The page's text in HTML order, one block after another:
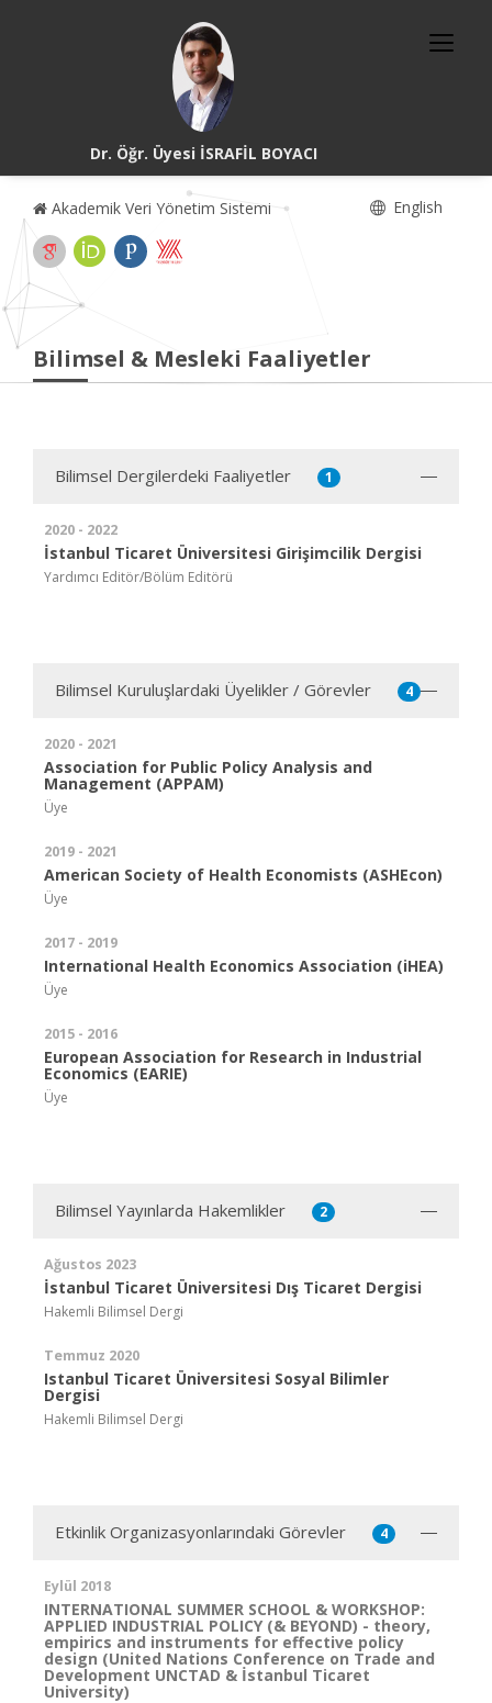
Dr. Öğr. Üyesi İSRAFİL BOYACI
Akademik Veri Yönetim Sistemi English
Bilimsel & Mesleki Faaliyetler
Bilimsel Dergilerdeki Faaliyetler 1
2020 - 2022
İstanbul Ticaret Üniversitesi Girişimcilik Dergisi
Yardımcı Editör/Bölüm Editörü
Bilimsel Kuruluşlardaki Üyelikler / Görevler 4
2020 - 2021
Association for Public Policy Analysis and
Management (APPAM)
Üye
2019 - 2021
American Society of Health Economists (ASHEcon)
Üye
2017 - 2019
International Health Economics Association (iHEA)
Üye
2015 - 2016
European Association for Research in Industrial
Economics (EARIE)
Üye
Bilimsel Yayınlarda Hakemlikler 2
Ağustos 2023
İstanbul Ticaret Üniversitesi Dış Ticaret Dergisi
Hakemli Bilimsel Dergi
Temmuz 2020
Istanbul Ticaret Üniversitesi Sosyal Bilimler
Dergisi
Hakemli Bilimsel Dergi
Etkinlik Organizasyonlarındaki Görevler 4
Eylül 2018
INTERNATIONAL SUMMER SCHOOL & WORKSHOP:
APPLIED INDUSTRIAL POLICY (& BEYOND) - theory,
empirics and instruments for effective policy
design (United Nations Conference on Trade and
Development UNCTAD & İstanbul Ticaret
University)